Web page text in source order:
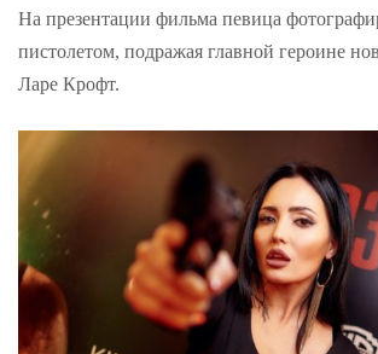
На презентации фильма певица
пистолетом, подражая главной героине
Ларе Крофт.